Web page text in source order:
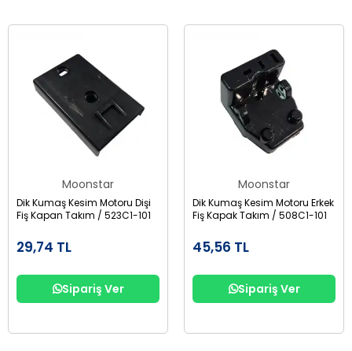
Moonstar
Dik Kumaş Kesim Motoru Dişi
Fiş Kapan Takım / 523C1-101
29,74 TL
Sipariş Ver
Moonstar
Dik Kumaş Kesim Motoru Erkek
Fiş Kapak Takım / 508C1-101
45,56 TL
Sipariş Ver